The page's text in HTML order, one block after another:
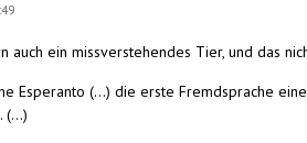
auch ein miss­ver­ste­hen­des Tier, und das
Esperanto (...) die erste Fremdsprache
(...)